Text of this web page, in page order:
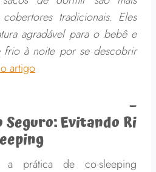
tradicionais. Eles
agradável para o bebê e
frio à noite por se descobrir
artigo
–
Seguro: Evitando Ri
a prática de co-sleeping